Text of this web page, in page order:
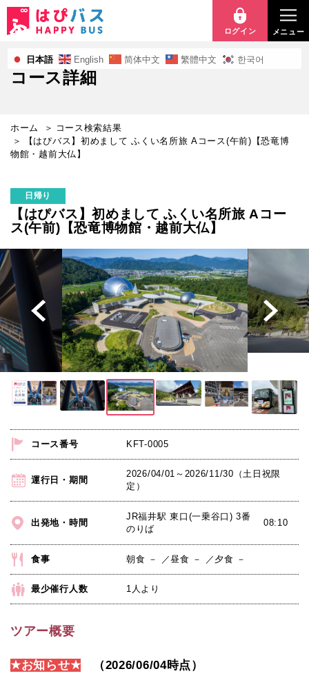
日本語 English 简体中文 繁體中文 한국어
【は
ぴ
バ
ス】
初
め
し
て
ふ
く
い
名
所
旅
コ
ー
ス
(午
前)
【恐
竜
博
物
メニュー
ログイン
コース詳細
ホーム
コース検索結果
【はぴバス】初めまして ふくい名所旅 Aコース(午前)【恐竜博
物館・越前大仏】
日帰り
【はぴバス】初めまして ふくい名所旅 Aコー
ス(午前)【恐竜博物館・越前大仏】
コース番号 KFT-0005
運行日・期間
2026/04/01～2026/11/30（土日祝限
定）
出発地・時間
JR福井駅 東口(一乗谷口) 3番
のりば
08:10
食事 朝食 － ／昼食 － ／夕食 －
最少催行人数 1人より
ツアー概要
★お知らせ★ （2026/06/04時点）